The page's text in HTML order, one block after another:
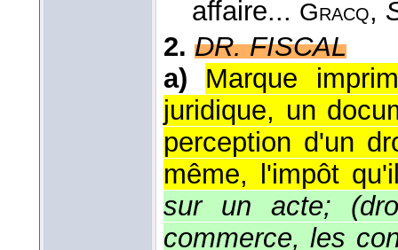
affaire... Gracq,
2. DR. FISCAL
a)
Marque
juridique, un
perception d'un
même, l'impôt
sur un acte;
commerce, les